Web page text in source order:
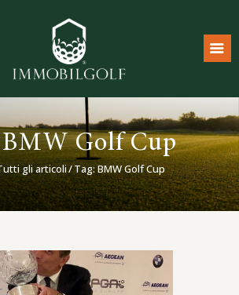
BMW Golf Cup
gli articoli Tag: BMW Golf Cup
Boutique
Golf
Partner